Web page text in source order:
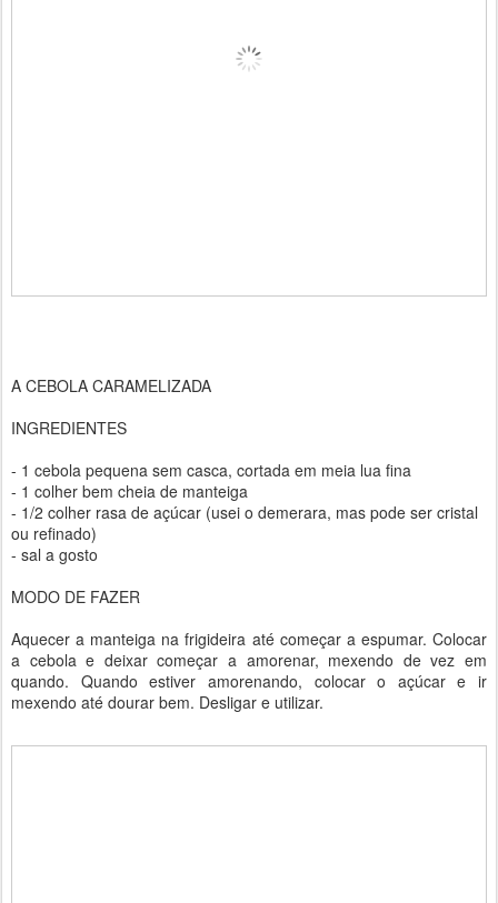
A CEBOLA CARAMELIZADA
INGREDIENTES
- 1 cebola pequena sem casca, cortada em meia lua fina
- 1 colher bem cheia de manteiga
- 1/2 colher rasa de açúcar (usei o demerara, mas pode ser cristal
ou refinado)
- sal a gosto
MODO DE FAZER
Aquecer a manteiga na frigideira até começar a espumar. Colocar
a cebola e deixar começar a amorenar, mexendo de vez em
quando. Quando estiver amorenando, colocar o açúcar e ir
mexendo até dourar bem. Desligar e utilizar.